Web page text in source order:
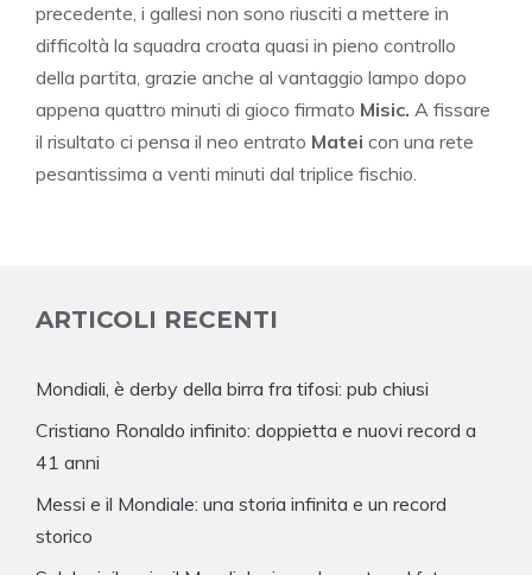
precedente, i gallesi non sono riusciti a mettere in
difficoltà la squadra croata quasi in pieno controllo
della partita, grazie anche al vantaggio lampo dopo
appena quattro minuti di gioco firmato Misic. A fissare
il risultato ci pensa il neo entrato Matei con una rete
pesantissima a venti minuti dal triplice fischio.
ARTICOLI RECENTI
Mondiali, è derby della birra fra tifosi: pub chiusi
Cristiano Ronaldo infinito: doppietta e nuovi record a
41 anni
Messi e il Mondiale: una storia infinita e un record
storico